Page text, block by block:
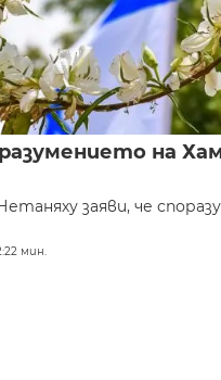
на
заяви, че
мин.